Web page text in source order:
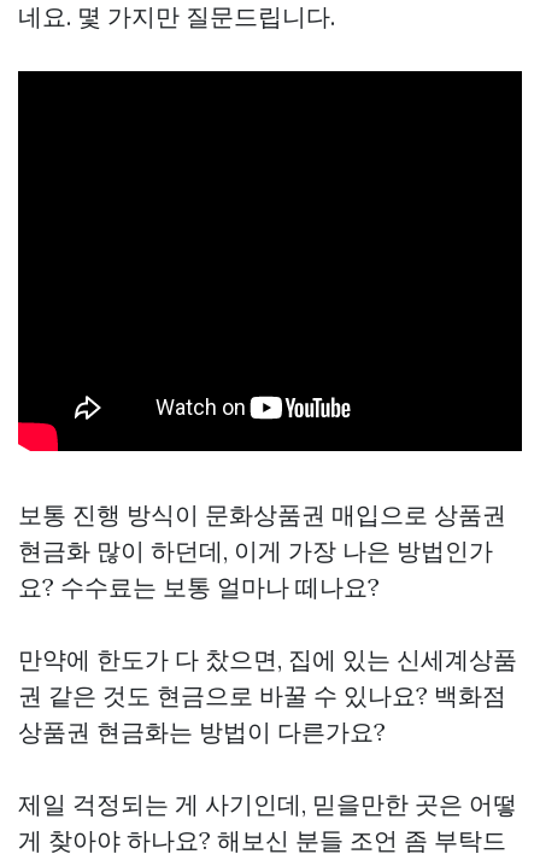
네요. 몇 가지만 질문드립니다.
보통 진행 방식이 문화상품권 매입으로 상품권
현금화 많이 하던데, 이게 가장 나은 방법인가
요? 수수료는 보통 얼마나 떼나요?
만약에 한도가 다 찼으면, 집에 있는 신세계상품
권 같은 것도 현금으로 바꿀 수 있나요? 백화점
상품권 현금화는 방법이 다른가요?
제일 걱정되는 게 사기인데, 믿을만한 곳은 어떻
게 찾아야 하나요? 해보신 분들 조언 좀 부탁드